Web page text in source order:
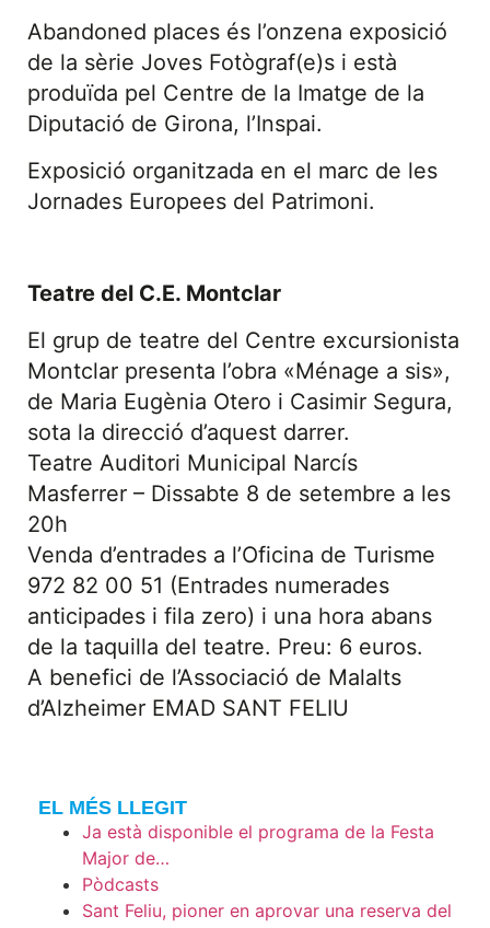
Abandoned places és l’onzena exposició
de la sèrie Joves Fotògraf(e)s i està
produïda pel Centre de la Imatge de la
Diputació de Girona, l’Inspai.
Exposició organitzada en el marc de les
Jornades Europees del Patrimoni.
Teatre del C.E. Montclar
El grup de teatre del Centre excursionista
Montclar presenta l’obra «Ménage a sis»,
de Maria Eugènia Otero i Casimir Segura,
sota la direcció d’aquest darrer.
Teatre Auditori Municipal Narcís
Masferrer – Dissabte 8 de setembre a les
20h
Venda d’entrades a l’Oficina de Turisme
972 82 00 51 (Entrades numerades
anticipades i fila zero) i una hora abans
de la taquilla del teatre. Preu: 6 euros.
A benefici de l’Associació de Malalts
d’Alzheimer EMAD SANT FELIU
EL MÉS LLEGIT
Ja està disponible el programa de la Festa
Major de…
Pòdcasts
Sant Feliu, pioner en aprovar una reserva del